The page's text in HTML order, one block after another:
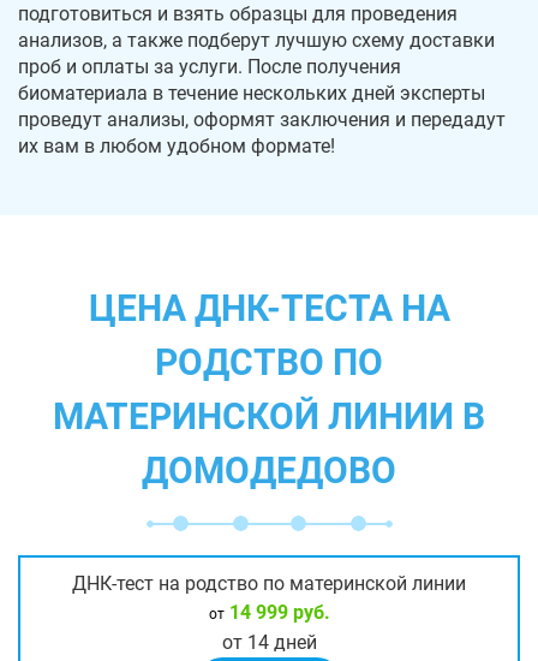
подготовиться и взять образцы для проведения
анализов, а также подберут лучшую схему доставки
проб и оплаты за услуги. После получения
биоматериала в течение нескольких дней эксперты
проведут анализы, оформят заключения и передадут
их вам в любом удобном формате!
ЦЕНА ДНК-ТЕСТА НА
РОДСТВО ПО
МАТЕРИНСКОЙ ЛИНИИ В
ДОМОДЕДОВО
ДНК-тест на родство по материнской линии
от14 999 руб.
от 14 дней